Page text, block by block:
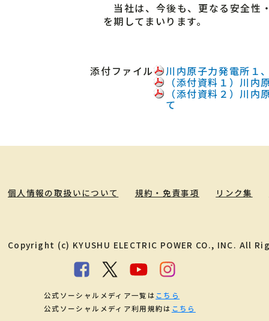
当社は、今後も、更なる安全性
を期してまいります。
添付ファイル 川内原子力発電所１
（添付資料１）川
（添付資料２）川
て
個人情報の取扱いについて 規約・免責事項 リンク集
Copyright (c) KYUSHU ELECTRIC POWER CO., INC. All
公式ソーシャルメディア一覧は こちら
公式ソーシャルメディア利用規約は こちら